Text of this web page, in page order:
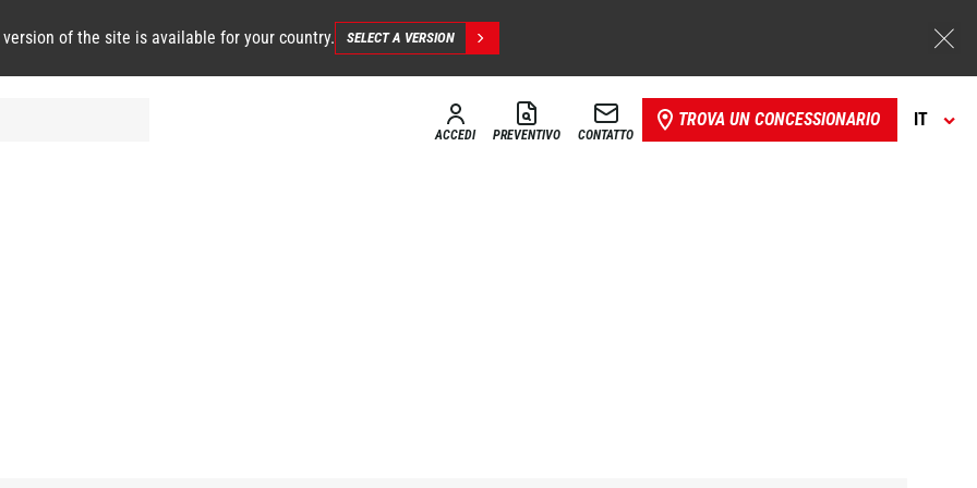
version of the site is available for your country. SELECT A VERSION
ACCEDI PREVENTIVO CONTATTO
TROVA UN CONCESSIONARIO IT